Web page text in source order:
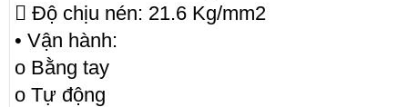
 Độ chịu nén: 21.6 Kg/mm2
• Vận hành:
o Bằng tay
o Tự động